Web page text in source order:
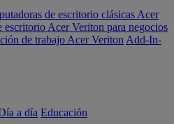
de escritorio clásicas Acer
escritorio Acer Veriton para negocios
de trabajo Acer Veriton Add-In-
a día Educación